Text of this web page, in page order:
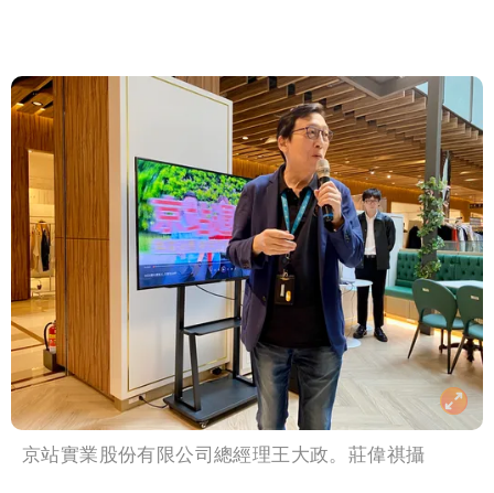
京站實業股份有限公司總經理王大政。莊偉祺攝